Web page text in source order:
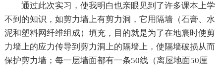
通过此次实习，使我明白也亲眼见到了许多课本上学
不到的知识，如剪力墙上有剪力洞，它用隔墙（石膏、水
泥和塑料网纤维组成）填充，目的就是为了在地震时使剪
力墙上的应力传导到剪力洞上的隔墙上，使隔墙破损从而
保护剪力墙；每一层墙面都有一条50线（离屋地面50厘